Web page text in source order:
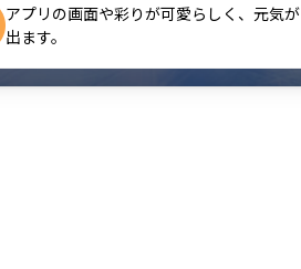
アプリの画面や彩りが可愛らしく、元気が
出ます。
クラスごとに特典があるようなので使うの
が楽しいです。